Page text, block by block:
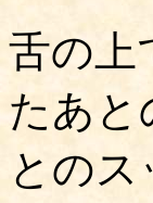
舌の上
たあと
との